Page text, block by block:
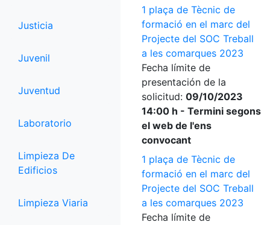
Justicia
Juvenil
Juventud
Laboratorio
Limpieza De
Edificios
Limpieza Viaria
1 plaça de Tècnic de
formació en el marc del
Projecte del SOC Treball
a les comarques 2023
Fecha límite de
presentación de la
solicitud: 09/10/2023
14:00 h - Termini segons
el web de l'ens
convocant
1 plaça de Tècnic de
formació en el marc del
Projecte del SOC Treball
a les comarques 2023
Fecha límite de